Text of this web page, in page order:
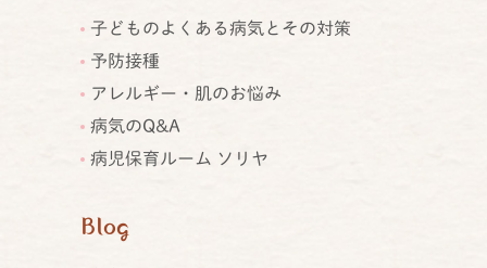
子どものよくある病気とその対策
予防接種
アレルギー・肌のお悩み
病気のQ&A
病児保育ルーム ソリヤ
Blog